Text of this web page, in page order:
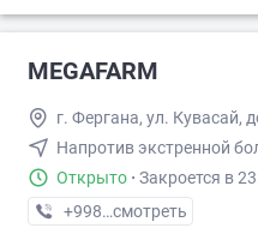
MEGAFARM
г. Фергана, ул. Кувасай,
Напротив экстренной
Открыто · Закроется в
+998 (97) XXX-XX-XX
смотреть